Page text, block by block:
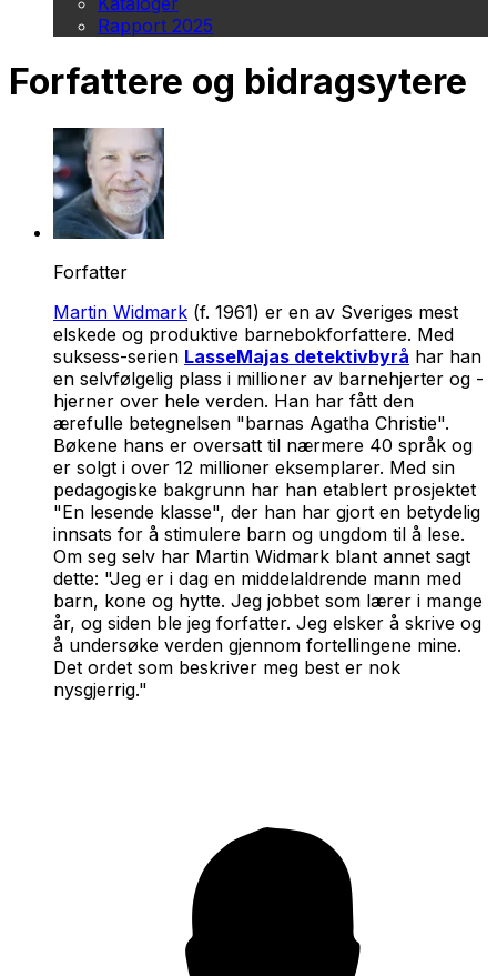
Rapport 2025
Forfattere og bidragsytere
Forfatter
Martin Widmark (f. 1961) er en av Sveriges mest
elskede og produktive barnebokforfattere. Med
suksess-serien LasseMajas detektivbyrå har han
en selvfølgelig plass i millioner av barnehjerter og -
hjerner over hele verden. Han har fått den
ærefulle betegnelsen "barnas Agatha Christie".
Bøkene hans er oversatt til nærmere 40 språk og
er solgt i over 12 millioner eksemplarer. Med sin
pedagogiske bakgrunn har han etablert prosjektet
"En lesende klasse", der han har gjort en betydelig
innsats for å stimulere barn og ungdom til å lese.
Om seg selv har Martin Widmark blant annet sagt
dette: "Jeg er i dag en middelaldrende mann med
barn, kone og hytte. Jeg jobbet som lærer i mange
år, og siden ble jeg forfatter. Jeg elsker å skrive og
å undersøke verden gjennom fortellingene mine.
Det ordet som beskriver meg best er nok
nysgjerrig."